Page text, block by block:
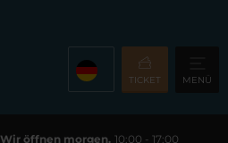
TICKET MENÜ
öffnen morgen. 10:00 - 17:00